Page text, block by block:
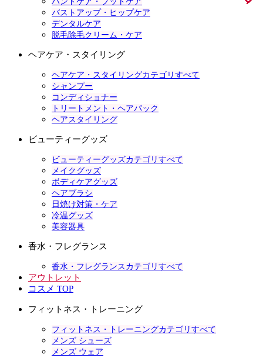
バストアップ・ヒップケア
デンタルケア
脱毛除毛クリーム・ケア
ヘアケア・スタイリング
ヘアケア・スタイリングカテゴリすべて
シャンプー
コンディショナー
トリートメント・ヘアパック
ヘアスタイリング
ビューティーグッズ
ビューティーグッズカテゴリすべて
メイクグッズ
ボディケアグッズ
ヘアブラシ
日焼け対策・ケア
冷温グッズ
美容器具
香水・フレグランス
香水・フレグランスカテゴリすべて
アウトレット
コスメ TOP
フィットネス・トレーニング
フィットネス・トレーニングカテゴリすべて
メンズ シューズ
メンズ ウェア